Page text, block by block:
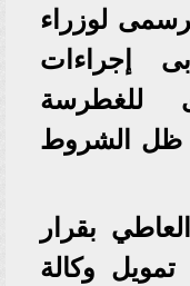
لوزراء
إجراءات
للغطرسة
ظل الشروط
بقرار
تمويل وكالة